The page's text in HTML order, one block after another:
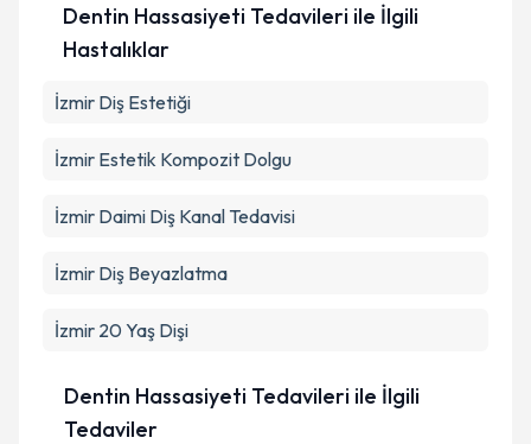
Dentin Hassasiyeti Tedavileri ile İlgili
Hastalıklar
İzmir Diş Estetiği
İzmir Estetik Kompozit Dolgu
İzmir Daimi Diş Kanal Tedavisi
İzmir Diş Beyazlatma
İzmir 20 Yaş Dişi
Dentin Hassasiyeti Tedavileri ile İlgili
Tedaviler